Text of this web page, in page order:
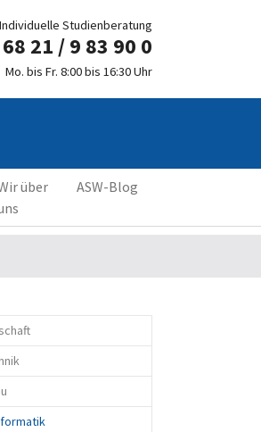
Individuelle Studienberatung
21 / 9 83 90 0
Mo. bis Fr. 8:00 bis 16:30 Uhr
über
ASW-Blog